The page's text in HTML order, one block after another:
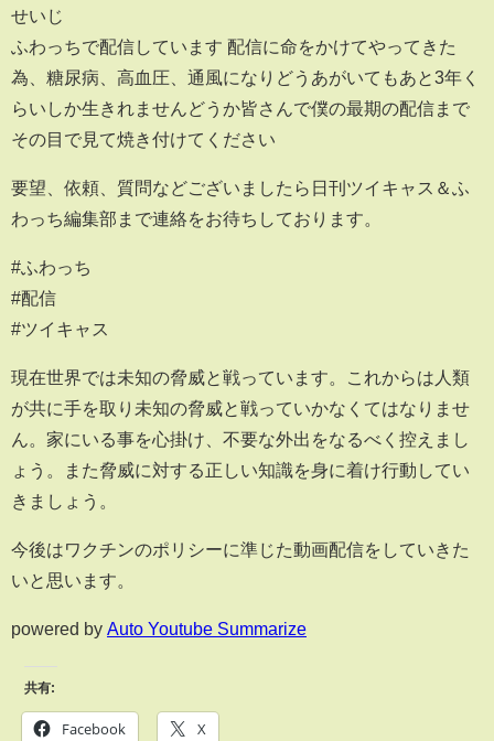
せいじ
ふわっちで配信しています 配信に命をかけてやってきた
為、糖尿病、高血圧、通風になりどうあがいてもあと3年く
らいしか生きれませんどうか皆さんで僕の最期の配信まで
その目で見て焼き付けてください
要望、依頼、質問などございましたら日刊ツイキャス＆ふ
わっち編集部まで連絡をお待ちしております。
#ふわっち
#配信
#ツイキャス
現在世界では未知の脅威と戦っています。これからは人類
が共に手を取り未知の脅威と戦っていかなくてはなりませ
ん。家にいる事を心掛け、不要な外出をなるべく控えまし
ょう。また脅威に対する正しい知識を身に着け行動してい
きましょう。
今後はワクチンのポリシーに準じた動画配信をしていきた
いと思います。
powered by Auto Youtube Summarize
共有:
Facebook X